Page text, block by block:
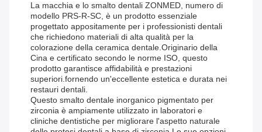
La macchia e lo smalto dentali ZONMED, numero di
modello PRS-R-SC, è un prodotto essenziale
progettato appositamente per i professionisti dentali
che richiedono materiali di alta qualità per la
colorazione della ceramica dentale.Originario della
Cina e certificato secondo le norme ISO, questo
prodotto garantisce affidabilità e prestazioni
superiori.fornendo un'eccellente estetica e durata nei
restauri dentali.
Questo smalto dentale inorganico pigmentato per
zirconia è ampiamente utilizzato in laboratori e
cliniche dentistiche per migliorare l'aspetto naturale